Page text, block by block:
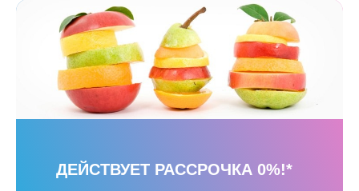
ДЕЙСТВУЕТ РАССРОЧКА 0%!*